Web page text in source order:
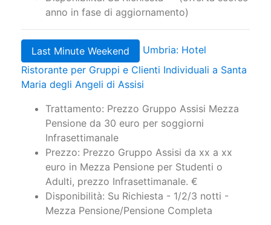
anno in fase di aggiornamento)
Last Minute Weekend
Umbria: Hotel
Ristorante per Gruppi e Clienti Individuali a Santa
Maria degli Angeli di Assisi
Trattamento: Prezzo Gruppo Assisi Mezza
Pensione da 30 euro per soggiorni
Infrasettimanale
Prezzo: Prezzo Gruppo Assisi da xx a xx
euro in Mezza Pensione per Studenti o
Adulti, prezzo Infrasettimanale. €
Disponibilità: Su Richiesta - 1/2/3 notti -
Mezza Pensione/Pensione Completa